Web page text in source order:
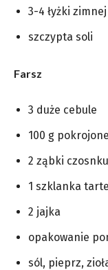
3-4 łyżki
szczypta soli
Farsz
3 duże cebule
100 g
2 ząbki czosnku
1 szklanka
2 jajka
opakowanie
sól, pieprz,